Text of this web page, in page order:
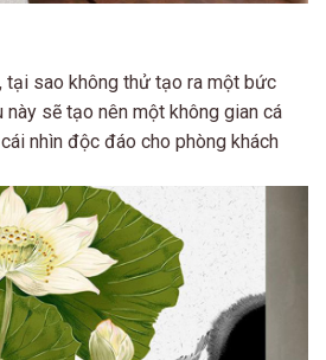
tại sao không thử tạo ra một bức
sẽ tạo nên một không gian cá
nhìn độc đáo cho phòng khách